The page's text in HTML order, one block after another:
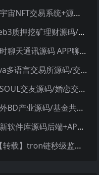
元宇宙NFT交易系统+源码数字藏品3D合成+空投盲盒玩法抽集卡
web3质押挖矿理财源码/PHP理财源码
即时聊天通讯源码 APP聊天通讯源码 安卓+ios带后端源码控制
Java多语言交易所源码/交割合约/永续合约/币币/java服务端
仿SOUL交友源码/婚恋交友源码/社交友附近人婚恋约仿陌陌APP源码系统
海外BD产业源码/基金共享投资理财源码
最新软件库源码后端+APP端源码
【转载】tron链秒级监控授权+查余额+提币 全开源带视频教程文字教程